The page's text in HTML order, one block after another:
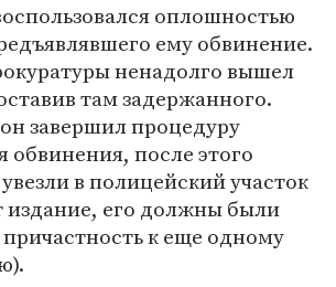
оплошностью
ему обвинение.
ненадолго вышел
там задержанного.
завершил процедуру
обвинения, после этого
в полицейский участок
издание, его должны были
к еще одному